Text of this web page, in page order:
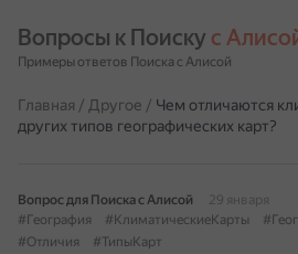
Вопросы к Поиску с
Примеры ответов Поиска с Алисой
Главная / Другое / Чем отличаются
других типов географических карт?
Вопрос для Поиска с Алисой
29 января
#География
#КлиматическиеКарты
#Отличия
#ТипыКарт